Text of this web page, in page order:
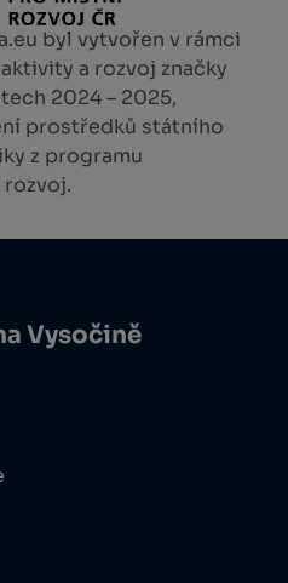
byl vytvořen v rámci
a rozvoj značky
2024 – 2025,
prostředků státního
z programu
Vysočině